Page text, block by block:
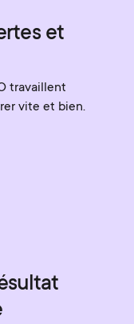
et
travaillent
vite et bien.